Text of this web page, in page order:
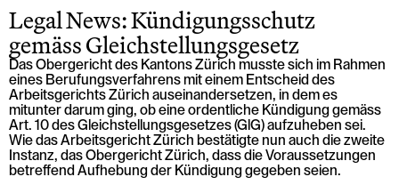
Legal News: Kündigungsschutz
gemäss Gleichstellungsgesetz
Das Obergericht des Kantons Zürich musste sich im Rahmen
eines Berufungsverfahrens mit einem Entscheid des
Arbeitsgerichts Zürich auseinandersetzen, in dem es
mitunter darum ging, ob eine ordentliche Kündigung gemäss
Art. 10 des Gleichstellungsgesetzes (GlG) aufzuheben sei.
Wie das Arbeitsgericht Zürich bestätigte nun auch die zweite
Instanz, das Obergericht Zürich, dass die Voraussetzungen
betreffend Aufhebung der Kündigung gegeben seien.